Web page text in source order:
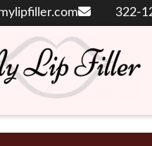
حشو الشفاه